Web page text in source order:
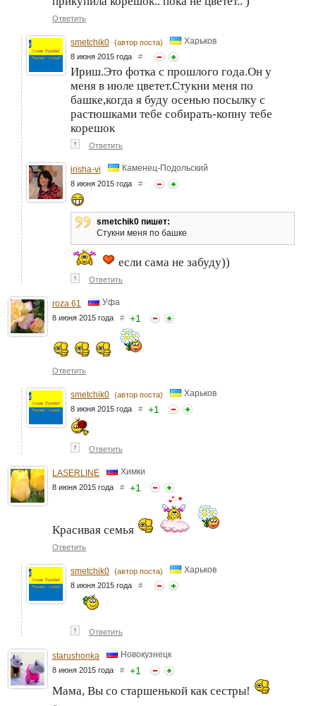
Ответить
smetchik0 (автор поста) Харьков
8 июня 2015 года #
Ириш.Это фотка с прошлого года.Он у
меня в июле цветет.Стукни меня по
башке,когда я буду осенью посылку с
растюшками тебе собирать-копну тебе
корешок
↑ Ответить
irisha-vi Каменец-Подольский
8 июня 2015 года #
smetchik0 пишет:
Стукни меня по башке
если сама не забуду))
↑ Ответить
roza 61 Уфа
8 июня 2015 года # +1
Ответить
smetchik0 (автор поста) Харьков
8 июня 2015 года # +1
↑ Ответить
LASERLINE Химки
8 июня 2015 года # +1
Красивая семья
Ответить
smetchik0 (автор поста) Харьков
8 июня 2015 года #
↑ Ответить
starushonka Новокузнецк
8 июня 2015 года # +1
Мама, Вы со старшенькой как сестры!